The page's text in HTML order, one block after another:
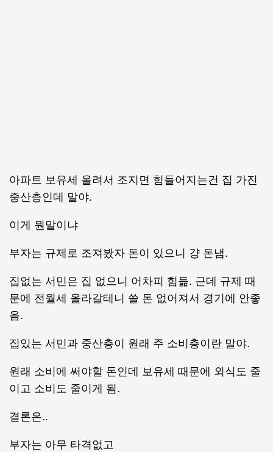
아파트 보유세 올려서 조지면 힘들어지는건 집 가진
중산층인데 말야.
이게 뭔말이냐
부자는 규제로 조져봤자 돈이 있으니 걍 돈냄.
집없는 서민은 집 없으니 어차피 힘듦. 근데 규제 때
문에 전월세 올라갈테니 쓸 돈 없어져서 경기에 안좋
음.
집있는 서민과 중산층이 원래 주 소비층이란 말야.
원래 소비에 써야할 돈인데 보유세 때문에 외식도 줄
이고 소비도 줄이게 됨.
결론은..
부자는 아무 타격없고